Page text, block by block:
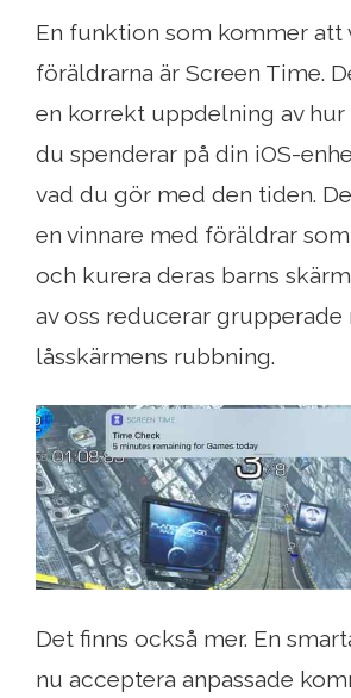
En funktion som kommer att
föräldrarna är Screen Time.
en korrekt uppdelning av
du spenderar på din iOS-
vad du gör med den tiden.
en vinnare med föräldrar
och kurera deras barns
av oss reducerar
låsskärmens rubbning.
Det finns också mer. En
nu acceptera anpassade